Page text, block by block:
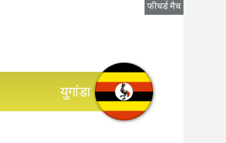
फीचर्ड मैच
युगांडा